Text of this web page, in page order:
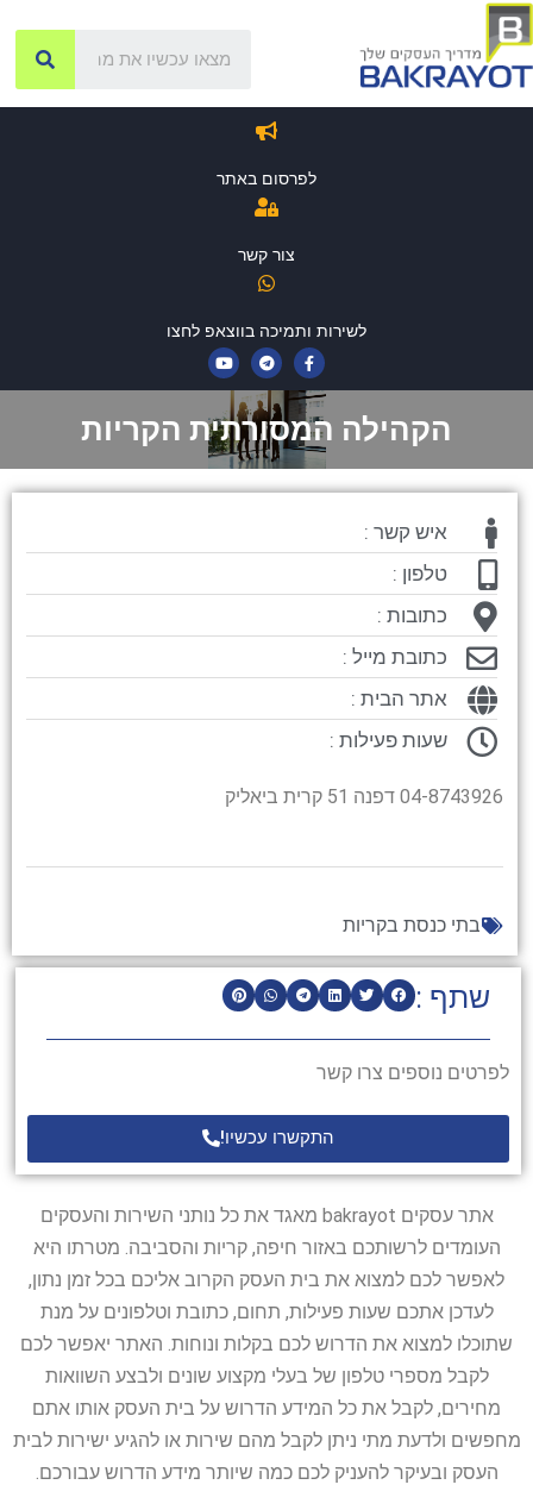
לפרסום באתר
צור קשר
לשירות ותמיכה בווצאפ לחצו
הקהילה המסורתית הקריות
שתף :
לפרטים נוספים צרו קשר
התקשרו עכשיו!
איש קשר :
טלפון :
כתובות :
כתובת מייל :
אתר הבית :
שעות פעילות :
04-8743926 דפנה 51 קרית ביאליק
בתי כנסת בקריות
אתר עסקים bakrayot מאגד את כל נותני השירות והעסקים
העומדים לרשותכם באזור חיפה, קריות והסביבה. מטרתו היא
לאפשר לכם למצוא את בית העסק הקרוב אליכם בכל זמן נתון,
לעדכן אתכם שעות פעילות, תחום, כתובת וטלפונים על מנת
שתוכלו למצוא את הדרוש לכם בקלות ונוחות. האתר יאפשר לכם
לקבל מספרי טלפון של בעלי מקצוע שונים ולבצע השוואות
מחירים, לקבל את כל המידע הדרוש על בית העסק אותו אתם
מחפשים ולדעת מתי ניתן לקבל מהם שירות או להגיע ישירות לבית
העסק ובעיקר להעניק לכם כמה שיותר מידע הדרוש עבורכם.